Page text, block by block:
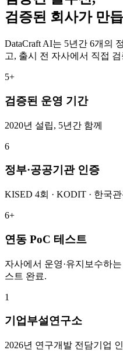
검증된 회사가 만
DataCraft AI는 5년간 6개의
고, 출시 전 자사에서 직접
5+
검증된 운영 기간
2020년 설립, 5년간 함께
6
정부·공공기관 인증
KISED 4회 · KODIT · 한국
6+
연동 PoC 테스트
자사에서 운영·유지보수하
스트 완료.
1
기업부설연구소
2026년 연구개발 전담기업